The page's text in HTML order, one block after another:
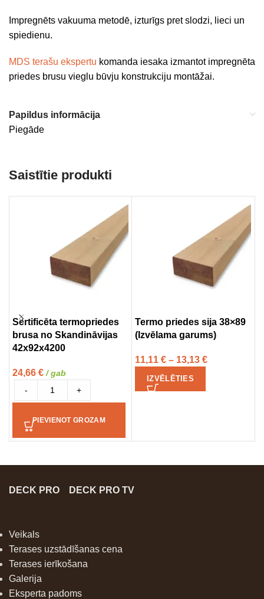
Impregnēts vakuuma metodē, izturīgs pret slodzi, lieci un
spiedienu.
MDS terašu ekspertu komanda iesaka izmantot impregnēta
priedes brusu vieglu būvju konstrukciju montāžai.
Papildus informācija
Piegāde
Saistītie produkti
Sertificēta termopriedes
brusa no Skandināvijas
42x92x4200
24,66 € / gab
-
+
PIEVIENOT GROZAM
Termo priedes sija 38×89
(Izvēlama garums)
11,11 € – 13,13 €
IZVĒLĒTIES
DECK PRO DECK PRO TV
Veikals
Terases uzstādīšanas cena
Terases ierīkošana
Galerija
Eksperta padoms